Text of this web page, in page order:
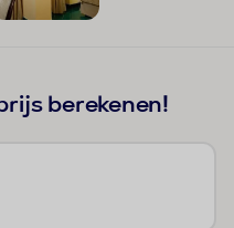
berekenen!